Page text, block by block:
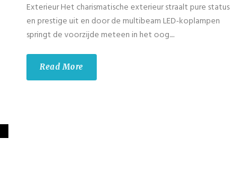
Exterieur Het charismatische exterieur straalt pure status
en prestige uit en door de multibeam LED-koplampen
springt de voorzijde meteen in het oog....
Read More